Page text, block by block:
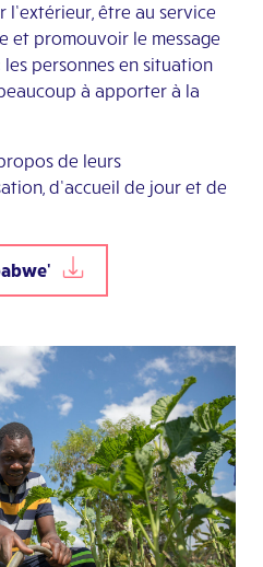
être au service
et promouvoir le message
personnes en situation
à apporter à la
de leurs
d’accueil de jour et de